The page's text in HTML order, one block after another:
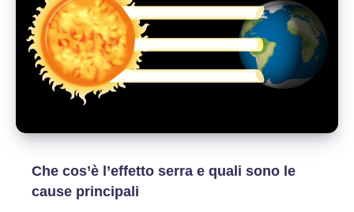
quali
sono
gli
effetti
Che cos’è l’effetto serra e quali sono le
cause principali